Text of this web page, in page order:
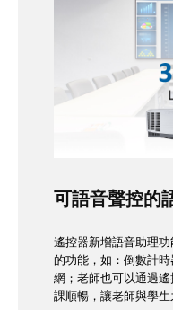
可語音聲控的
遙控器新增語音助理
的功能，如：倒數計
網；老師也可以通過
課順暢，讓老師與學生